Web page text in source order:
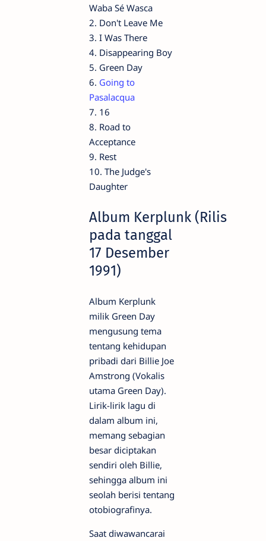
Waba Sé Wasca
2. Don't Leave Me
3. I Was There
4. Disappearing Boy
5. Green Day
6. Going to
Pasalacqua
7. 16
8. Road to
Acceptance
9. Rest
10. The Judge's
Daughter
Album Kerplunk (Rilis
pada tanggal
17 Desember
1991)
Album Kerplunk
milik Green Day
mengusung tema
tentang kehidupan
pribadi dari Billie Joe
Amstrong (Vokalis
utama Green Day).
Lirik-lirik lagu di
dalam album ini,
memang sebagian
besar diciptakan
sendiri oleh Billie,
sehingga album ini
seolah berisi tentang
otobiografinya.
Saat diwawancarai